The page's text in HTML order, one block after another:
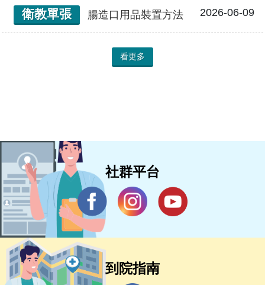
衛教單張 腸造口用品裝置方法 2026-06-09
看更多
社群平台
到院指南